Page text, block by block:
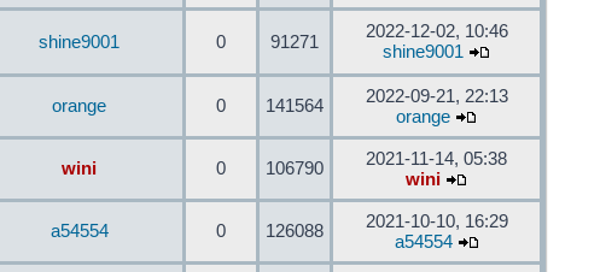
shine9001 0 91271
2022-12-02, 10:46
shine9001
orange 0 141564
2022-09-21, 22:13
orange
wini 0 106790
2021-11-14, 05:38
wini
a54554 0 126088
2021-10-10, 16:29
a54554